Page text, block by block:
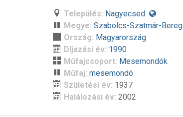
Település: Nagyecsed
Megye:Szabolcs-Szatmár-Bereg
Ország: Magyarország
Díjazási év: 1990
Műfajcsoport: Mesemondók
Műfaj:mesemondó
Születési év: 1937
Halálozási év:2002